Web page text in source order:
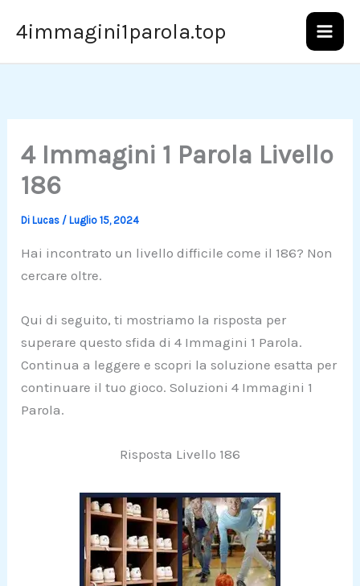
4immagini1parola.top
4 Immagini 1 Parola Livello
186
DiLucas /Luglio 15, 2024
Hai incontrato un livello difficile come il 186? Non
cercare oltre.
Qui di seguito, ti mostriamo la risposta per
superare questo sfida di 4 Immagini 1 Parola.
Continua a leggere e scopri la soluzione esatta per
continuare il tuo gioco. Soluzioni 4 Immagini 1
Parola.
Risposta Livello 186